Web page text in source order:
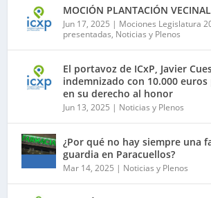
MOCIÓN PLANTACIÓN
Jun 17, 2025 | Mociones Legislatura
presentadas, Noticias y Plenos
El portavoz de ICxP, Javier
indemnizado con 10.000
en su derecho al honor
Jun 13, 2025 | Noticias y Plenos
¿Por qué no hay siempre una
guardia en Paracuellos?
Mar 14, 2025 | Noticias y Plenos